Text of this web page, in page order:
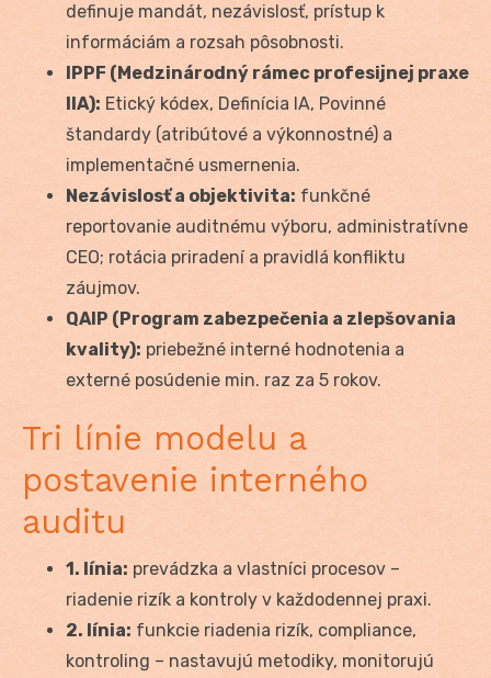
definuje mandát, nezávislosť, prístup k
informáciám a rozsah pôsobnosti.
IPPF (Medzinárodný rámec profesijnej praxe
IIA): Etický kódex, Definícia IA, Povinné
štandardy (atribútové a výkonnostné) a
implementačné usmernenia.
Nezávislosť a objektivita: funkčné
reportovanie auditnému výboru, administratívne
CEO; rotácia priradení a pravidlá konfliktu
záujmov.
QAIP (Program zabezpečenia a zlepšovania
kvality): priebežné interné hodnotenia a
externé posúdenie min. raz za 5 rokov.
Tri línie modelu a
postavenie interného
auditu
1. línia: prevádzka a vlastníci procesov –
riadenie rizík a kontroly v každodennej praxi.
2. línia: funkcie riadenia rizík, compliance,
kontroling – nastavujú metodiky, monitorujú